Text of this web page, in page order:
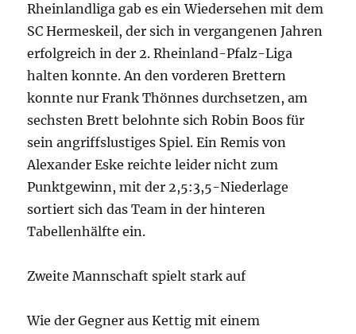
Rheinlandliga gab es ein Wiedersehen mit dem
SC Hermeskeil, der sich in vergangenen Jahren
erfolgreich in der 2. Rheinland-Pfalz-Liga
halten konnte. An den vorderen Brettern
konnte nur Frank Thönnes durchsetzen, am
sechsten Brett belohnte sich Robin Boos für
sein angriffslustiges Spiel. Ein Remis von
Alexander Eske reichte leider nicht zum
Punktgewinn, mit der 2,5:3,5-Niederlage
sortiert sich das Team in der hinteren
Tabellenhälfte ein.
Zweite Mannschaft spielt stark auf
Wie der Gegner aus Kettig mit einem